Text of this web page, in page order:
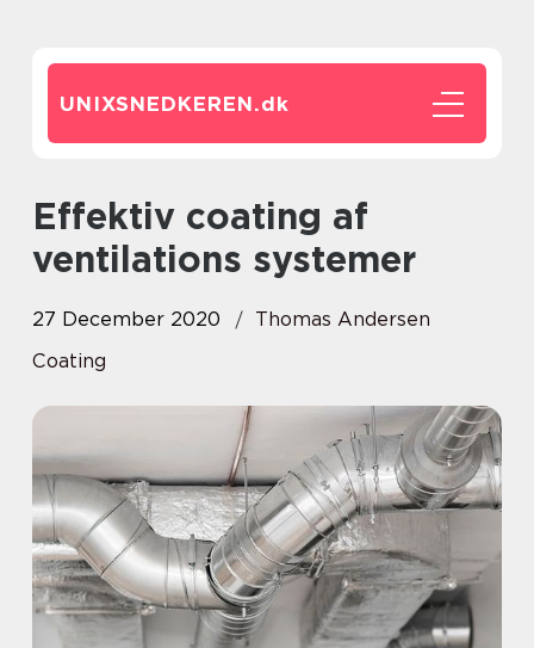
UNIXSNEDKEREN.dk
Effektiv coating af
ventilations systemer
27 December 2020
Thomas Andersen
Coating